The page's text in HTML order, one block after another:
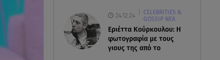
24.12.24
CELEBRITIES &
GOSSIP ΝΕΑ
Εριέττα Κούρκουλου: Η
φωτογραφία με τους
γιους της από το